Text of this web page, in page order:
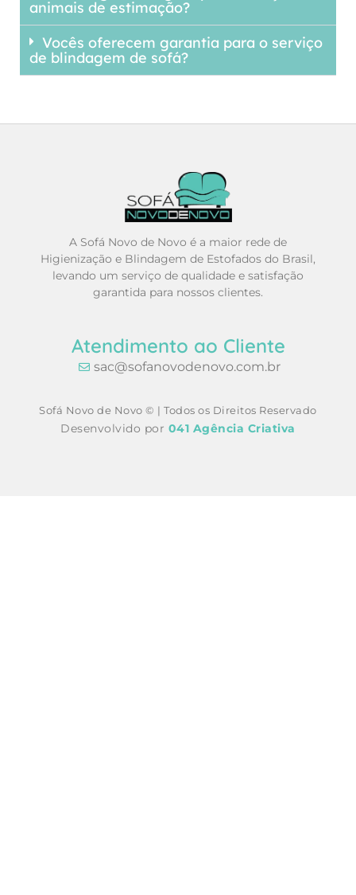
animais de estimação?
Vocês oferecem garantia para o serviço
de blindagem de sofá?
A Sofá Novo de Novo é a maior rede de
Higienização e Blindagem de Estofados do Brasil,
levando um serviço de qualidade e satisfação
garantida para nossos clientes.
Atendimento ao Cliente
sac@sofanovodenovo.com.br
Sofá Novo de Novo © | Todos os Direitos Reservado
Desenvolvido por 041 Agência Criativa